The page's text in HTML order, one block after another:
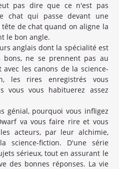
pas dire que ce n'est pas
chat qui passe devant une
de chat quand on aligne la
le bon angle.
anglais dont la spécialité est
ne se prennent pas au
les canons de la science-
les rires enregistrés vous
vous vous habituerez assez
génial, pourquoi vous infligez
va vous faire rire et vous
acteurs, par leur alchimie,
science-fiction. D'une série
sérieux, tout en assurant le
des bonnes réponses. La vie